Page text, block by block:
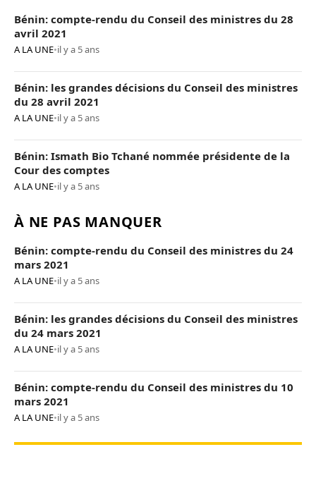
Bénin: compte-rendu du Conseil des ministres du 28
avril 2021
A LA UNE•il y a 5 ans
Bénin: les grandes décisions du Conseil des ministres
du 28 avril 2021
A LA UNE•il y a 5 ans
Bénin: Ismath Bio Tchané nommée présidente de la
Cour des comptes
A LA UNE•il y a 5 ans
À NE PAS MANQUER
Bénin: compte-rendu du Conseil des ministres du 24
mars 2021
A LA UNE•il y a 5 ans
Bénin: les grandes décisions du Conseil des ministres
du 24 mars 2021
A LA UNE•il y a 5 ans
Bénin: compte-rendu du Conseil des ministres du 10
mars 2021
A LA UNE•il y a 5 ans